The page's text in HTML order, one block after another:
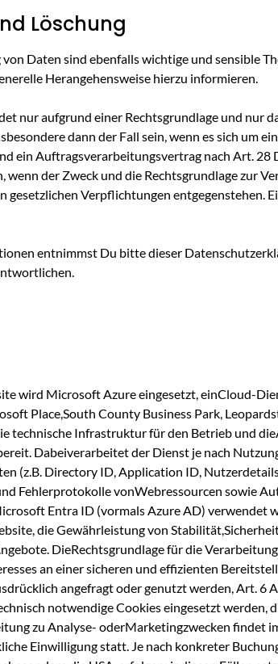
Löschung
Daten sind ebenfalls wichtige und sensible
Herangehensweise hierzu informieren.
nur aufgrund einer Rechtsgrundlage und nur
dann der Fall sein, wenn es sich um
ein Auftragsverarbeitungsvertrag nach Art. 28
wenn der Zweck und die Rechtsgrundlage zur
gesetzlichen Verpflichtungen entgegenstehen.
entnimmst Du bitte dieser
wird Microsoft Azure eingesetzt, einCloud-
Place,South County Business Park,
technische Infrastruktur für den Betrieb und
Dabeiverarbeitet der Dienst je nach
(z.B. Directory ID, Application ID,
Fehlerprotokolle vonWebressourcen sowie
Entra ID (vormals Azure AD) verwendet
die Gewährleistung von
DieRechtsgrundlage für die
an einer sicheren und effizienten
angefragt oder genutzt werden, Art. 6
notwendige Cookies eingesetzt werden,
zu Analyse- oderMarketingzwecken findet
Einwilligung statt. Je nach konkreter